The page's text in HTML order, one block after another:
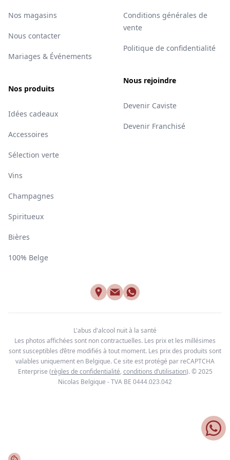
Nos magasins
Nous contacter
Mariages & Événements
Nos produits
Idées cadeaux
Accessoires
Sélection verte
Vins
Champagnes
Spiritueux
Bières
100% Belge
Conditions générales de
vente
Politique de confidentialité
Nous rejoindre
Devenir Caviste
Devenir Franchisé
L'abus d'alcool nuit à la santé
Les photos affichées sont non contractuelles. Les prix et les millésimes
sont susceptibles d’être modifiés à tout moment. Les prix des produits sont
valables uniquement en Belgique. Ce site est protégé par reCAPTCHA
Enterprise (règles de confidentialité, conditions d’utilisation). © 2025
Nicolas Belgique - TVA BE 0444.023.042